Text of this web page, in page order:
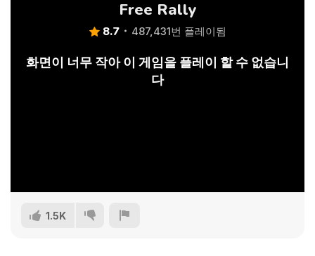
Free Rally
8.7 487,431번 플레이됨
화면이 너무 작아 이 게임을 플레이 할 수 없습니
다
1.5K